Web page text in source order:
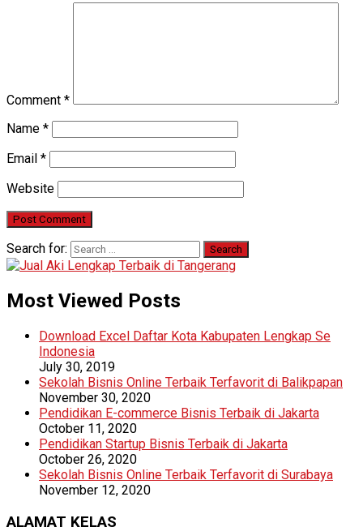
Comment *
Name *
Email *
Website
Search for:
Most Viewed Posts
Download Excel Daftar Kota Kabupaten Lengkap Se
Indonesia
July 30, 2019
Sekolah Bisnis Online Terbaik Terfavorit di Balikpapan
November 30, 2020
Pendidikan E-commerce Bisnis Terbaik di Jakarta
October 11, 2020
Pendidikan Startup Bisnis Terbaik di Jakarta
October 26, 2020
Sekolah Bisnis Online Terbaik Terfavorit di Surabaya
November 12, 2020
ALAMAT KELAS